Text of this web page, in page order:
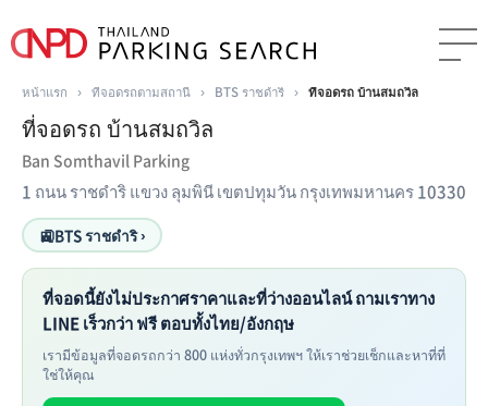
หน้าแรก › ที่จอดรถตามสถานี › BTS ราชดำริ › ที่จอดรถ บ้านสมถวิล
ที่จอดรถ บ้านสมถวิล
Ban Somthavil Parking
1 ถนน ราชดำริ แขวง ลุมพินี เขตปทุมวัน กรุงเทพมหานคร 10330
🚉BTS ราชดำริ ›
ที่จอดนี้ยังไม่ประกาศราคาและที่ว่างออนไลน์ ถามเราทาง
LINE เร็วกว่า ฟรี ตอบทั้งไทย/อังกฤษ
เรามีข้อมูลที่จอดรถกว่า 800 แห่งทั่วกรุงเทพฯ ให้เราช่วยเช็กและหาที่ที่
ใช่ให้คุณ